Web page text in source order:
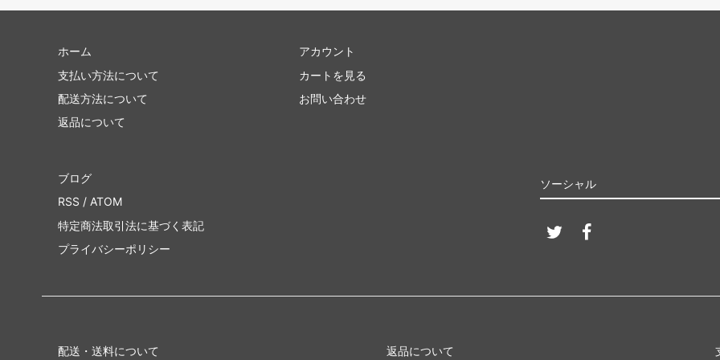
ホーム
支払い方法について
配送方法について
返品について
アカウント
カートを見る
お問い合わせ
ソーシャル
ブログ
RSS / ATOM
特定商法取引法に基づく表記
プライバシーポリシー
配送・送料について 返品について